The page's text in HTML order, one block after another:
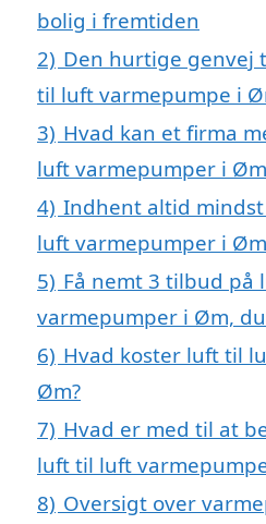
bolig i fremtiden
2) Den hurtige genvej
til luft varmepumpe i
3) Hvad kan et firma
luft varmepumper i
4) Indhent altid
luft varmepumper i Øm
5) Få nemt 3 tilbud på
varmepumper i Øm,
6) Hvad koster luft til
Øm?
7) Hvad er med til at
luft til luft
8) Oversigt over